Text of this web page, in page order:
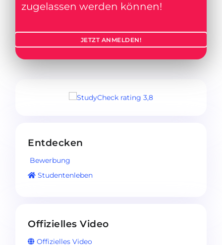
zugelassen werden können!
JETZT ANMELDEN!
Entdecken
Bewerbung
Studentenleben
Offizielles Video
Offizielles Video